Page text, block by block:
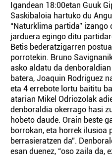
Igandean 18:00etan Guuk
Saskibaloia hartuko du
“Naturklima partida” izango
jarduera egingo ditu
Betis bederatzigarren
porrotekin. Bruno
asko aldatu da
batera, Joaquin Rodriguez
eta 4 errebote lortu baititu
atarian Mikel Odriozolak
denboraldia okerrago hasi
hobeto daude. Orain beste
borrokan, eta horrek ilusioa
berrasieratzen da”.
esan duenez, “oso zaila da,